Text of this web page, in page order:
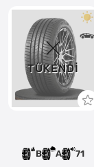
TÜKENDI
B A 71